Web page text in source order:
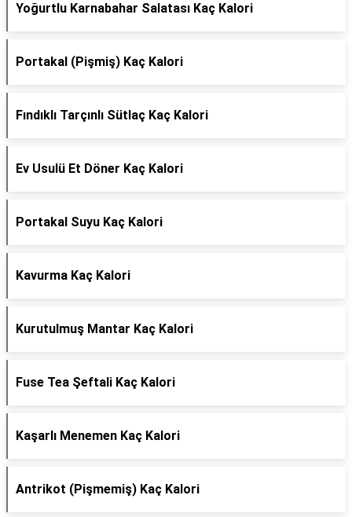
Yoğurtlu Karnabahar Salatası Kaç Kalori
Portakal (Pişmiş) Kaç Kalori
Fındıklı Tarçınlı Sütlaç Kaç Kalori
Ev Usulü Et Döner Kaç Kalori
Portakal Suyu Kaç Kalori
Kavurma Kaç Kalori
Kurutulmuş Mantar Kaç Kalori
Fuse Tea Şeftali Kaç Kalori
Kaşarlı Menemen Kaç Kalori
Antrikot (Pişmemiş) Kaç Kalori